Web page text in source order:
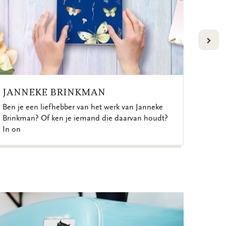
JANNEKE BRINKMAN
Ben je een liefhebber van het werk van Janneke
Brinkman? Of ken je iemand die daarvan houdt?
In on